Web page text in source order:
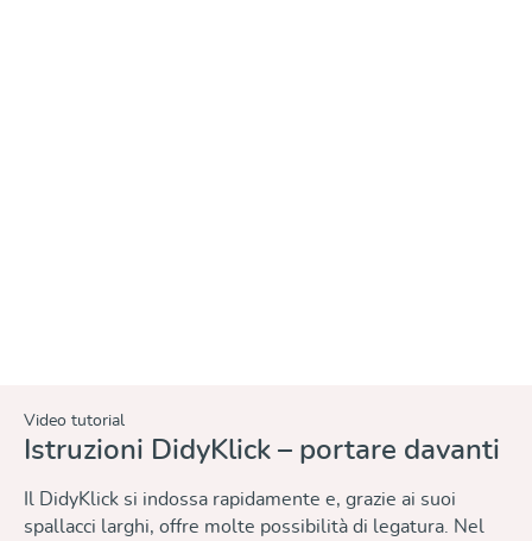
Video tutorial
Istruzioni DidyKlick – portare davanti
Il DidyKlick si indossa rapidamente e, grazie ai suoi
spallacci larghi, offre molte possibilità di legatura. Nel